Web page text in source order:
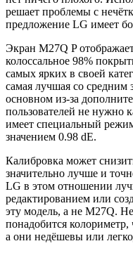
решает проблемы с
предложение LG имеет
Экран M27Q P
колоссальное 98%
самых ярких в своей
самая лучшая со средним
основном из-за
пользователей не нужно
имеет специальный
значением 0.98 dE.
Калибровка может
значительно лучше и
LG в этом отношении
редактированием или
эту модель, а не M27Q.
понадобится колориметр,
а они недёшевы или